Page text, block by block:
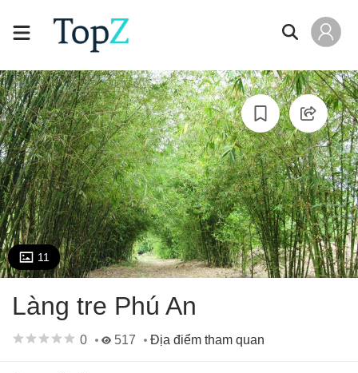
11
Làng tre Phú An
0 517 Địa điểm tham quan